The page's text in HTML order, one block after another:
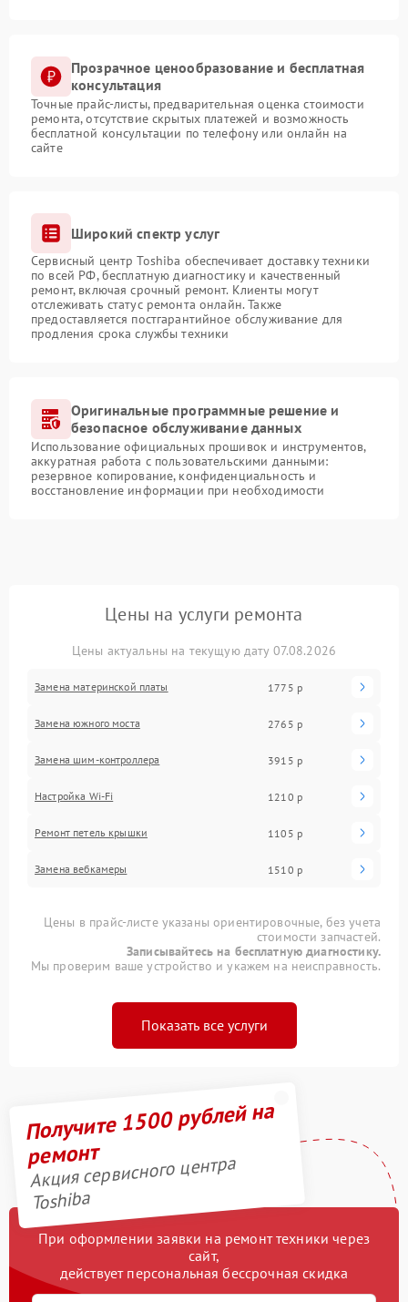
Прозрачное ценообразование и бесплатная
консультация
Точные прайс-листы, предварительная оценка стоимости
ремонта, отсутствие скрытых платежей и возможность
бесплатной консультации по телефону или онлайн на
сайте
Широкий спектр услуг
Сервисный центр Toshiba обеспечивает доставку техники
по всей РФ, бесплатную диагностику и качественный
ремонт, включая срочный ремонт. Клиенты могут
отслеживать статус ремонта онлайн. Также
предоставляется постгарантийное обслуживание для
продления срока службы техники
Оригинальные программные решение и
безопасное обслуживание данных
Использование официальных прошивок и инструментов,
аккуратная работа с пользовательскими данными:
резервное копирование, конфиденциальность и
восстановление информации при необходимости
Цены на услуги ремонта
Цены актуальны на текущую дату 07.08.2026
Замена материнской платы 1775 р
Замена южного моста 2765 р
Замена шим-контроллера 3915 р
Настройка Wi-Fi 1210 р
Ремонт петель крышки 1105 р
Замена вебкамеры 1510 р
Цены в прайс-листе указаны ориентировочные, без учета
стоимости запчастей.
Записывайтесь на бесплатную диагностику.
Мы проверим ваше устройство и укажем на неисправность.
Показать все услуги
Получите 1500 рублей на
ремонт
Акция сервисного центра
Toshiba
При оформлении заявки на ремонт техники через
сайт,
действует персональная бессрочная скидка